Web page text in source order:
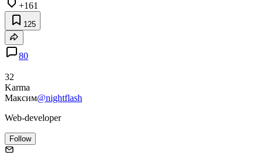
+161
125
80
32
Karma
Максим@nightflash
Web-developer
Follow